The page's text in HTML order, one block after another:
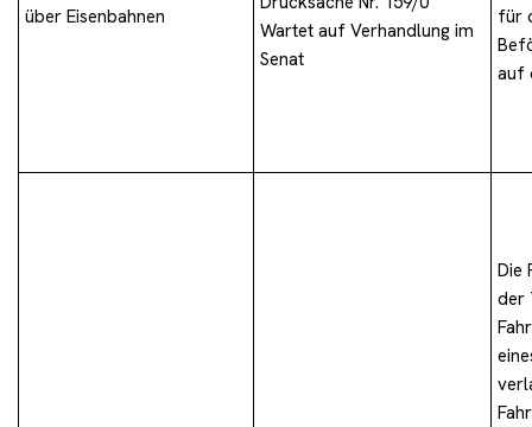
über Eisenbahnen
Wartet auf Verhandlung im
Senat
für
auf
Die
der